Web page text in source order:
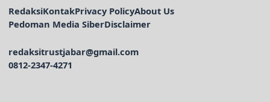
RedaksiKontakPrivacy PolicyAbout Us
Pedoman Media SiberDisclaimer
redaksitrustjabar@gmail.com
0812-2347-4271